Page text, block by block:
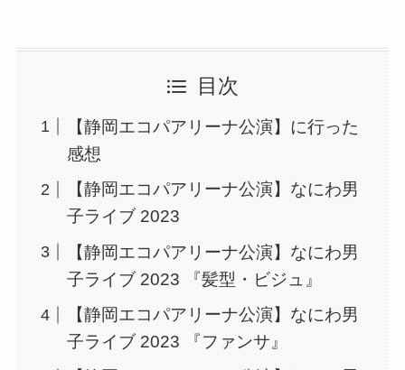
目次
【静岡エコパアリーナ公演】に行った
感想
【静岡エコパアリーナ公演】なにわ男
子ライブ 2023
【静岡エコパアリーナ公演】なにわ男
子ライブ 2023 『髪型・ビジュ』
【静岡エコパアリーナ公演】なにわ男
子ライブ 2023 『ファンサ』